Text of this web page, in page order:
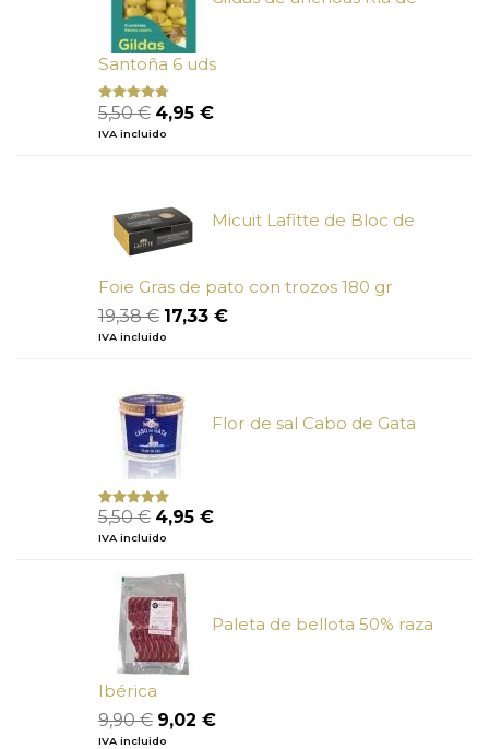
Santoña 6 uds
Valorado
con
de 5
5,50€ El
precio
4,95 €El
IVA incluido
Micuit Lafitte de Bloc de
Foie Gras de pato con trozos 180 gr
19,38€ El
precio
19,38 €.
17,33 €El
IVA incluido
Flor de sal Cabo de Gata
Valorado
con
de
5
5,50€ El
precio
era:
5,50 €.
4,95 €El
IVA incluido
Paleta de bellota 50% raza
Ibérica
9,90€ El
precio
9,02 €El
IVA incluido